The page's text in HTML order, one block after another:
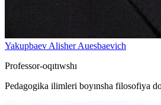
Yakupbaev Alisher Auesbaevich
Professor-oqıtıwshı
Pedagogika ilimleri boyınsha filosofiya